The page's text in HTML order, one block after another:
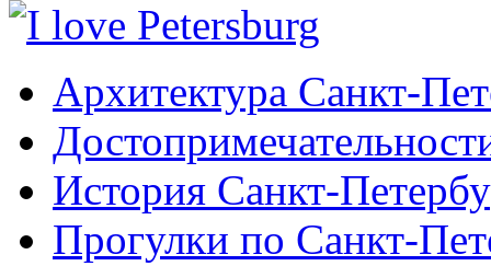
Архитектура Санкт-
История Санкт-
Прогулки по Санкт-